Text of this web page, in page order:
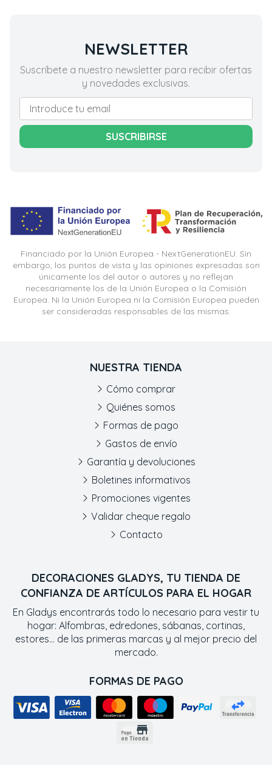
NEWSLETTER
Suscríbete a nuestro newsletter para recibir ofertas
y novedades exclusivas.
SUSCRIBIRSE
Financiado por la Unión Europea - NextGenerationEU. Sin
embargo, los puntos de vista y las opiniones expresadas son
únicamente los del autor o autores y no reflejan
necesariamente los de la Unión Europea o la Comisión
Europea. Ni la Unión Europea ni la Comisión Europea pueden
ser consideradas responsables de las mismas.
DECORACIONES GLADYS, TU TIENDA DE
CONFIANZA DE ARTÍCULOS PARA EL HOGAR
En Gladys encontrarás todo lo necesario para vestir tu
hogar: Alfombras, edredones, sábanas, cortinas,
estores... de las primeras marcas y al mejor precio del
mercado.
FORMAS DE PAGO
NUESTRA TIENDA
Cómo comprar
Quiénes somos
Formas de pago
Gastos de envío
Garantía y devoluciones
Boletines informativos
Promociones vigentes
Validar cheque regalo
Contacto